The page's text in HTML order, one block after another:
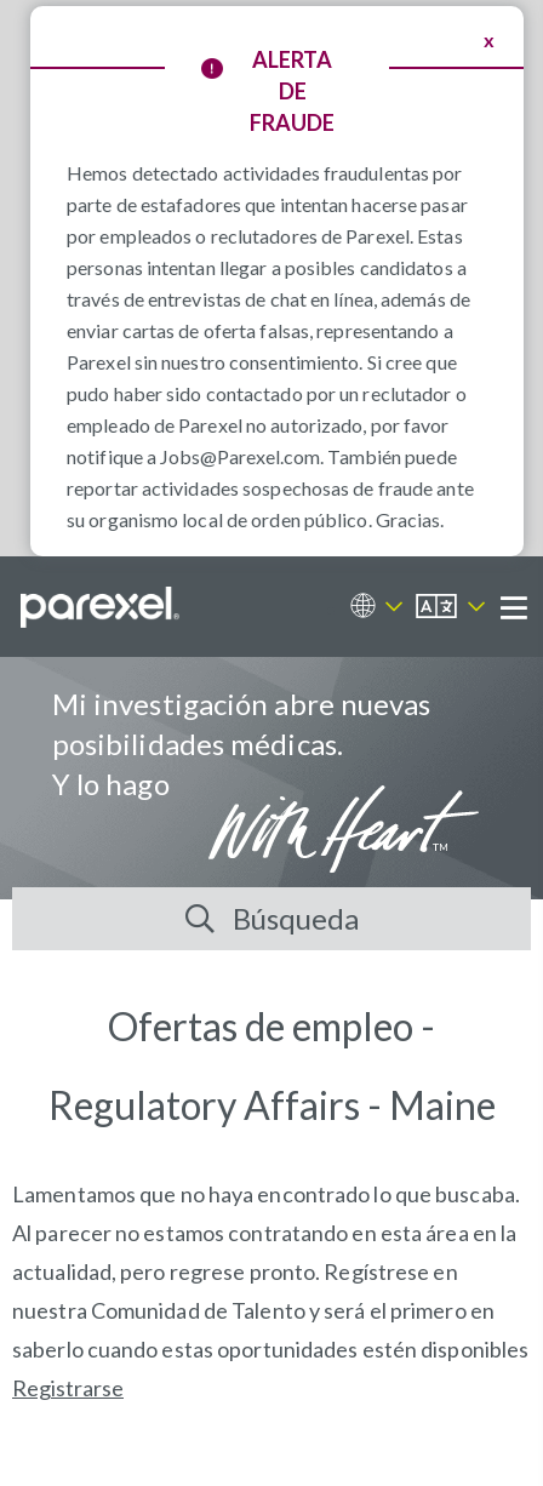
x
ALERTA
DE
FRAUDE
Hemos detectado actividades fraudulentas por
parte de estafadores que intentan hacerse pasar
por empleados o reclutadores de Parexel. Estas
personas intentan llegar a posibles candidatos a
través de entrevistas de chat en línea, además de
enviar cartas de oferta falsas, representando a
Parexel sin nuestro consentimiento. Si cree que
pudo haber sido contactado por un reclutador o
empleado de Parexel no autorizado, por favor
notifique a Jobs@Parexel.com. También puede
reportar actividades sospechosas de fraude ante
su organismo local de orden público. Gracias.
Portal de empleos
ES
Mi investigación abre nuevas
posibilidades médicas.
Y lo hago
Búsqueda
Ofertas de empleo -
Regulatory Affairs - Maine
Lamentamos que no haya encontrado lo que buscaba.
Al parecer no estamos contratando en esta área en la
actualidad, pero regrese pronto. Regístrese en
nuestra Comunidad de Talento y será el primero en
saberlo cuando estas oportunidades estén disponibles
Registrarse